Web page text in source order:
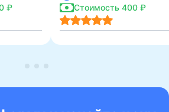
₽
Стоимость 400 ₽